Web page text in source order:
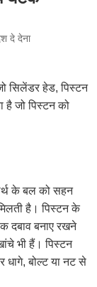
दे देना
सिलेंडर हेड, पिस्टन
है जो पिस्टन को
के बल को सहन
है। पिस्टन के
दबाव बनाए रखने
भी हैं। पिस्टन
धागे, बोल्ट या नट से